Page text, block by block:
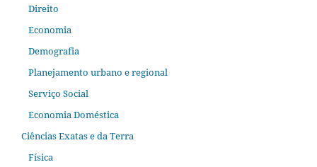
Direito
Economia
Demografia
Planejamento urbano e regional
Serviço Social
Economia Doméstica
Ciências Exatas e da Terra
Física